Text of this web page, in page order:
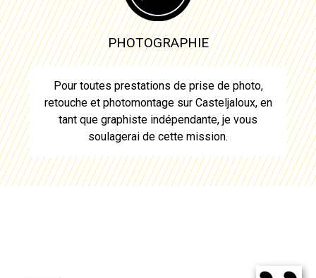
PHOTOGRAPHIE
Pour toutes prestations de prise de photo,
retouche et photomontage sur Casteljaloux, en
tant que graphiste indépendante, je vous
soulagerai de cette mission.